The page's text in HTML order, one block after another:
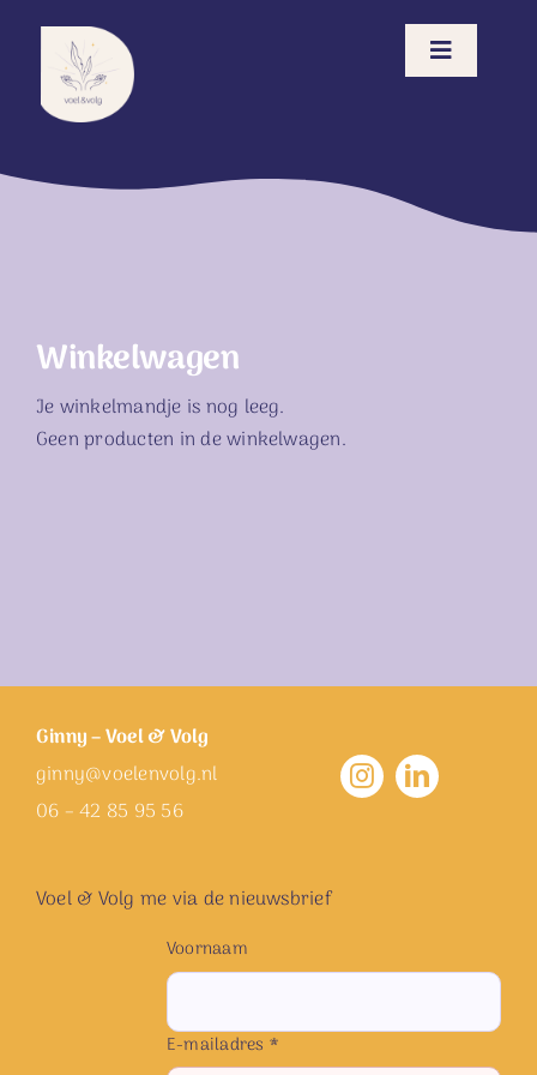
Toggle
Voel & Volg Methode
Opleiding
Contact
Winkelwagen
Je winkelmandje is nog leeg.
Geen producten in de winkelwagen.
Ginny – Voel & Volg
ginny@voelenvolg.nl
06 – 42 85 95 56
Voel & Volg me via de nieuwsbrief
Voornaam
E-mailadres *